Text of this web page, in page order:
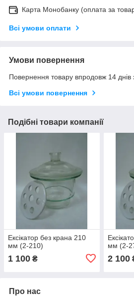
Карта Монобанку (оплата за
Всі умови оплати
Умови повернення
Повернення товару впродовж 14 днів
Всі умови повернення
Подібні товари компанії
Ексікатор без крана 210
мм (2-210)
1 100 ₴
мм (2-
2 100
Про нас